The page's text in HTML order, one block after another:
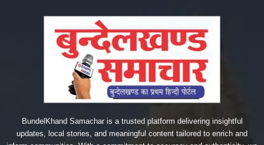
BundelKhand Samachar is a trusted platform delivering insightful
updates, local stories, and meaningful content tailored to enrich and